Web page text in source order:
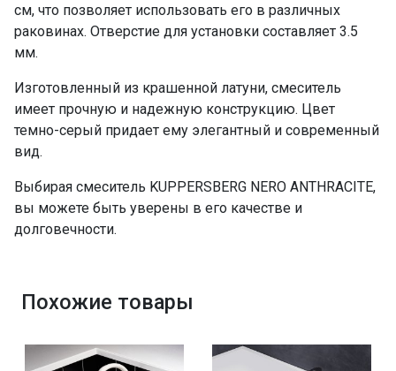
см, что позволяет использовать его в различных
раковинах. Отверстие для установки составляет 3.5
мм.
Изготовленный из крашенной латуни, смеситель
имеет прочную и надежную конструкцию. Цвет
темно-серый придает ему элегантный и современный
вид.
Выбирая смеситель KUPPERSBERG NERO ANTHRACITE,
вы можете быть уверены в его качестве и
долговечности.
Похожие товары